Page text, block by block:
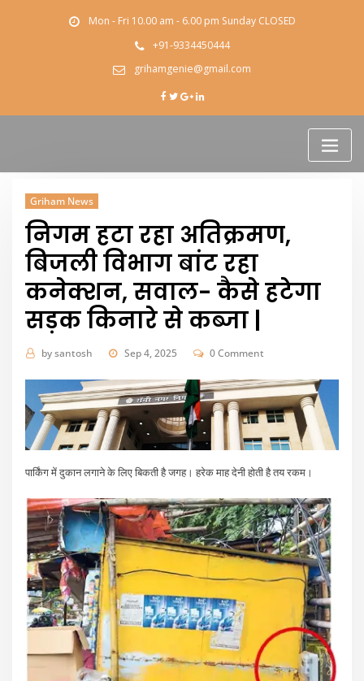
Mon - Fri 10.00 am - 6.00 pm Sunday CLOSED
+91-9334450444
grihamgenie@gmail.com
Griham News
निगम हटा रहा अतिक्रमण,
बिजली विभाग बांट रहा
कनेक्शन, सवाल- कैसे हटेगा
सड़क किनारे से कब्जा |
bysantosh Sep 4, 2025 0 Comment
पार्किंग में दुकान लगाने के लिए बिकती है जगह। हरेक माह देनी होती है तय रकम।